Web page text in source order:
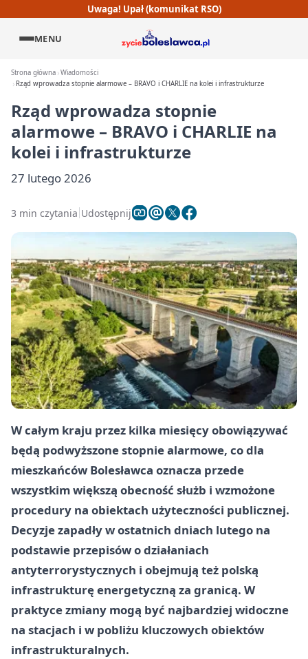
Uwaga! Upał (komunikat RSO)
MENU
Strona główna Wiadomości
Rząd wprowadza stopnie alarmowe – BRAVO i CHARLIE na kolei i infrastrukturze
Rząd wprowadza stopnie
alarmowe – BRAVO i CHARLIE na
kolei i infrastrukturze
27 lutego 2026
3 min czytania Udostępnij
W całym kraju przez kilka miesięcy obowiązywać
będą podwyższone stopnie alarmowe, co dla
mieszkańców Bolesławca oznacza przede
wszystkim większą obecność służb i wzmożone
procedury na obiektach użyteczności publicznej.
Decyzje zapadły w ostatnich dniach lutego na
podstawie przepisów o działaniach
antyterrorystycznych i obejmują też polską
infrastrukturę energetyczną za granicą. W
praktyce zmiany mogą być najbardziej widoczne
na stacjach i w pobliżu kluczowych obiektów
infrastrukturalnych.